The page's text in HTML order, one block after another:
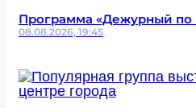
Программа «Дежурный по
08.08.2026, 19:45